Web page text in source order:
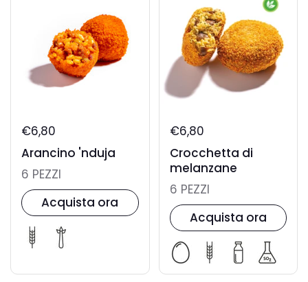
€6,80
Arancino 'nduja
6 PEZZI
Acquista ora
€6,80
Crocchetta di
melanzane
6 PEZZI
Acquista ora